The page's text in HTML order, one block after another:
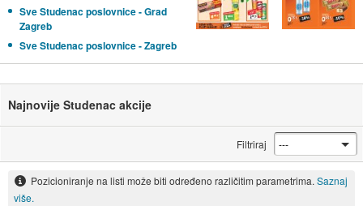
Sve Studenac poslovnice - Grad
Zagreb
Sve Studenac poslovnice - Zagreb
Najnovije Studenac akcije
Filtriraj
Pozicioniranje na listi može biti određeno različitim parametrima. Saznaj
više.